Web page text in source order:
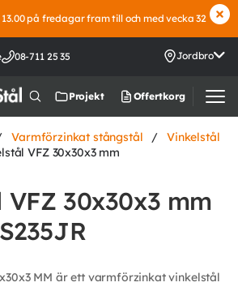
på fredagar fram till och med vecka 32
08-711 25 35 Jordbro
Projekt Offertkorg
Varmförzinkat stångstål /
Vinkelstål
VFZ 30x30x3 mm
30x30x3 mm
MM är ett varmförzinkat vinkelstål